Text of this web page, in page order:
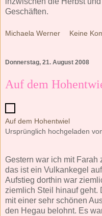
Geschäften.
Michaela Werner Keine
Donnerstag, 21. August 2008
Auf dem
Auf dem Hohentwiel
Ursprünglich hochgeladen
Gestern war ich mit Farah
das ist ein Vulkankegel
Aufstieg dorthin war
ziemlich Steil hinauf geht.
mit einer sehr schönen
den Hegau belohnt. Es